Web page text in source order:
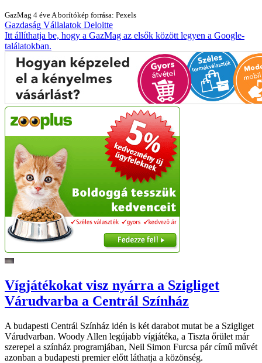
GazMag 4 éve A borítókép forrása: Pexels
Gazdaság Vállalatok Deloitte
Itt állíthatja be, hogy a GazMag az elsők között legyen a Google-
találatokban.
Vígjátékokat visz nyárra a Szigliget
Várudvarba a Centrál Színház
A budapesti Centrál Színház idén is két darabot mutat be a Szigliget
Várudvarban. Woody Allen legújabb vígjátéka, a Tiszta őrület már
szerepel a színház programjában, Neil Simon Furcsa pár című művét
azonban a budapesti premier előtt láthatja a közönség.